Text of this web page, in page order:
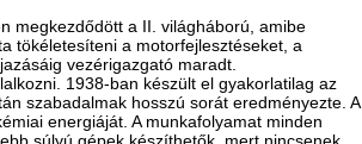
megkezdődött a II. világháború, amibe
tökéletesíteni a motorfejlesztéseket, a
vezérigazgató maradt.
1938-ban készült el gyakorlatilag az
szabadalmak hosszú sorát eredményezte. A
energiáját. A munkafolyamat minden